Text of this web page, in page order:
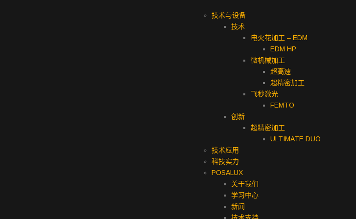
技术与设备
技术
电火花加工 – EDM
EDM HP
微机械加工
超高速
超精密加工
飞秒激光
FEMTO
创新
超精密加工
ULTIMATE DUO
技术应用
科技实力
POSALUX
关于我们
学习中心
新闻